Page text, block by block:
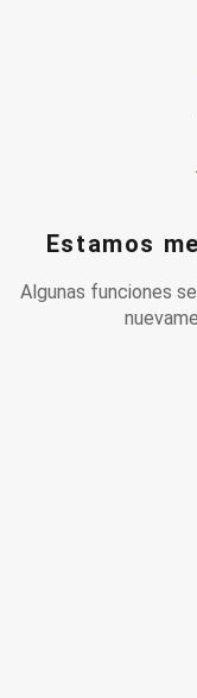
Estamos
Algunas funciones